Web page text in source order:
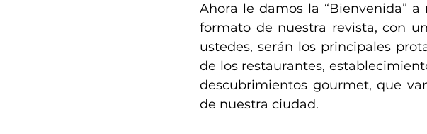
Ahora le damos la “Bienvenida”
formato de nuestra revista, con
ustedes, serán los principales
de los restaurantes,
descubrimientos gourmet, que
de nuestra ciudad.